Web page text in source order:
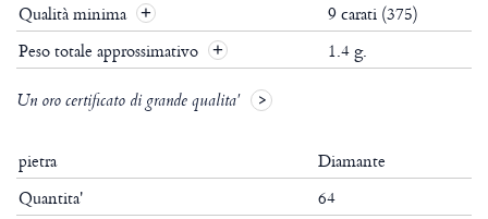
Qualità minima
9 carati (375)
Peso totale approssimativo
1.4 g.
Un oro certificato di grande qualita'
pietra
Diamante
Quantita'
64